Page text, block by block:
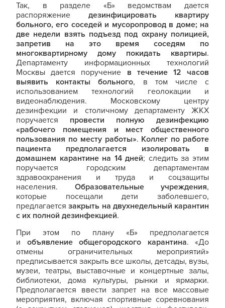
Так, в разделе «Б» ведомствам дается
распоряжение дезинфицировать квартиру
больного, его соседей и мусоропровод в доме; на
две недели взять подъезд под охрану полицией,
запретив на это время соседям по
многоквартирному дому покидать квартиры.
Департаменту информационных технологий
Москвы дается поручение в течение 12 часов
выявить контакты больного, в том числе с
использованием технологий геолокации и
видеонаблюдения. Московскому центру
дезинфекции и столичному департаменту ЖКХ
поручается провести полную дезинфекцию
«рабочего помещения и мест общественного
пользования по месту работы». Коллег по работе
пациента предполагается изолировать в
домашнем карантине на 14 дней; следить за этим
поручается городским департаментам
здравоохранения и труда и соцзащиты
населения. Образовательные учреждения,
которые посещали дети заболевшего,
предлагаетсязакрыть на двухнедельный карантин
с их полной дезинфекцией.
При этом по плану «Б» предполагается
и объявление общегородского карантина. «До
отмены ограничительных мероприятий»
предписывается закрыть все школы, детсады, вузы,
музеи, театры, выставочные и концертные залы,
библиотеки, дома культуры, рынки и ярмарки.
Предполагается ввести запрет на все массовые
мероприятия, включая спортивные соревнования